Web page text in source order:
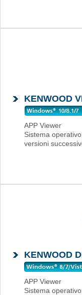
KENWOOD
APP Viewer
Sistema
versioni
KENWOOD
APP Viewer
Sistema